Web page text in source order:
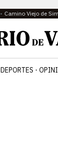
Camino Viejo de
DEPORTES